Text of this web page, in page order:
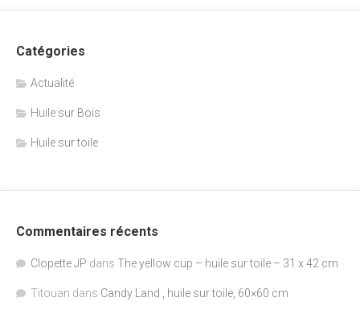
Catégories
Actualité
Huile sur Bois
Huile sur toile
Commentaires récents
Clopette JP dans The yellow cup – huile sur toile – 31 x 42 cm
Titouan dans Candy Land , huile sur toile, 60×60 cm